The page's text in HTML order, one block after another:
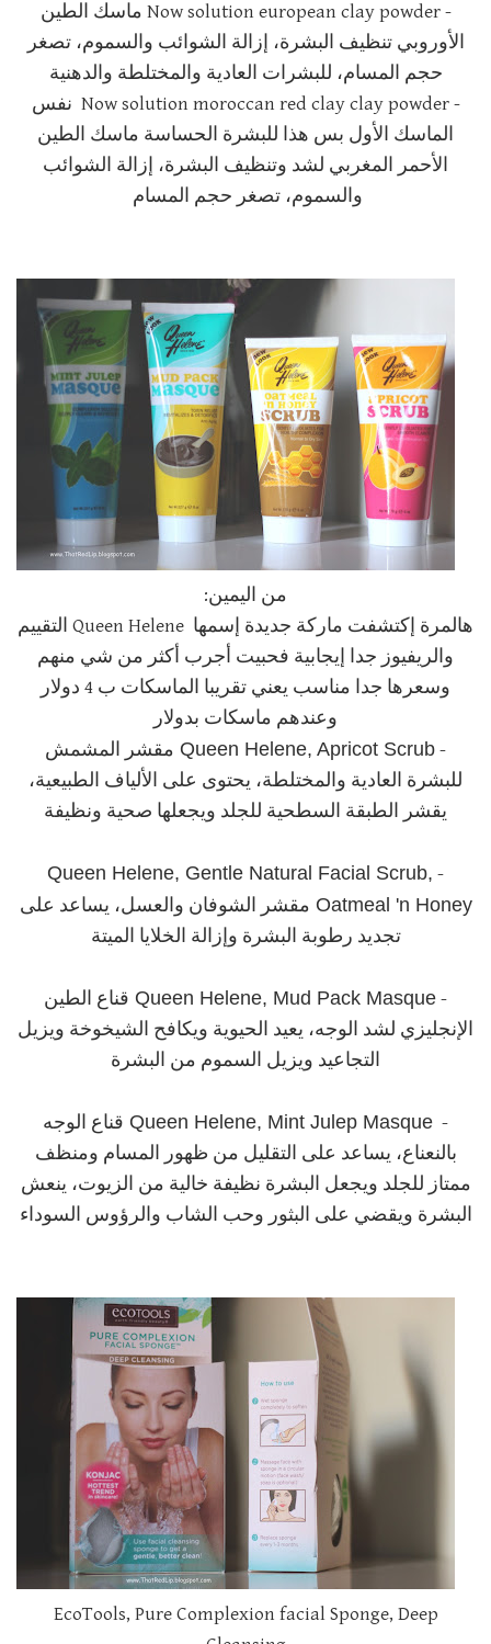
- Now solution european clay powder ماسك الطين
الأوروبي تنظيف البشرة، إزالة الشوائب والسموم، تصغر
حجم المسام، للبشرات العادية والمختلطة والدهنية
- Now solution moroccan red clay clay powder نفس
الماسك الأول بس هذا للبشرة الحساسة ماسك الطين
الأحمر المغربي لشد وتنظيف البشرة، إزالة الشوائب
والسموم، تصغر حجم المسام
من اليمين:
هالمرة إكتشفت ماركة جديدة إسمها Queen Helene التقييم
والريفيوز جدا إيجابية فحبيت أجرب أكثر من شي منهم
وسعرها جدا مناسب يعني تقريبا الماسكات ب 4 دولار
وعندهم ماسكات بدولار
-
Queen Helene, Apricot Scrub مقشر المشمش
للبشرة العادية والمختلطة، يحتوى على الألياف الطبيعية،
يقشر الطبقة السطحية للجلد ويجعلها صحية ونظيفة
-
Queen Helene, Gentle Natural Facial Scrub,
Oatmeal 'n Honey مقشر الشوفان والعسل، يساعد على
تجديد رطوبة البشرة وإزالة الخلايا الميتة
-
Queen Helene, Mud Pack Masque قناع الطين
الإنجليزي لشد الوجه، يعيد الحيوية ويكافح الشيخوخة ويزيل
التجاعيد ويزيل السموم من البشرة
-
Queen Helene, Mint Julep Masque قناع الوجه
بالنعناع، يساعد على التقليل من ظهور المسام ومنظف
ممتاز للجلد ويجعل البشرة نظيفة خالية من الزيوت، ينعش
البشرة ويقضي على البثور وحب الشاب والرؤوس السوداء
EcoTools, Pure Complexion facial Sponge, Deep